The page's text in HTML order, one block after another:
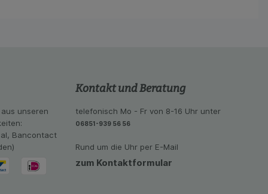
unseren
Bancontact
Kontakt und Beratung
telefonisch Mo - Fr von 8-16 Uhr unter
06851-939 56 56
Rund um die Uhr per E-Mail
zum Kontaktformular